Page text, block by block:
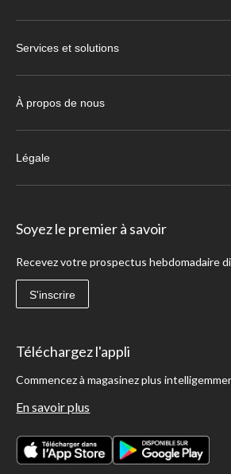
Services et solutions
À propos de nous
Légale
Soyez le premier à savoir
Recevez votre prospectus hebdomadaire
S'inscrire
Téléchargez l'appli
Commencez à magasinez plus
En savoir plus